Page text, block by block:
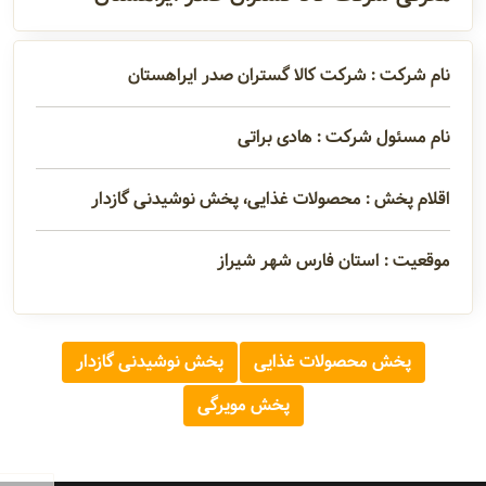
آدرس و
اطلاعات
تماس
مدیران و
مسئولین
سابقه
نام شرکت : شرکت کالا گستران صدر ایراهستان
نام مسئول شرکت : هادی براتی
اقلام پخش : محصولات غذایی، پخش نوشیدنی گازدار
موقعیت : استان فارس شهر شیراز
پخش محصولات غذایی
پخش نوشیدنی گازدار
پخش مویرگی